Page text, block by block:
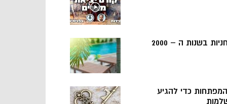
בשנות ה – 2000
5 המפתחות כדי להגיע